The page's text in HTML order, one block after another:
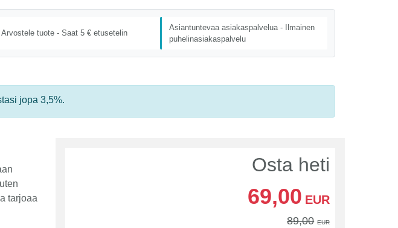
Arvostele tuote - Saat 5 € etusetelin
Asiantuntevaa asiakaspalvelua - Ilmainen
puhelinasiakaspalvelu
jopa 3,5%.
tarjoaa
Osta heti
69,00 EUR
89,00 EUR